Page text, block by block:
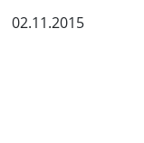
02.11.2015